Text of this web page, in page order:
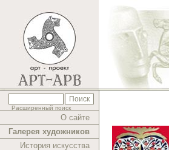
Расширенный поиск
О сайте
Галерея художников
История искусства